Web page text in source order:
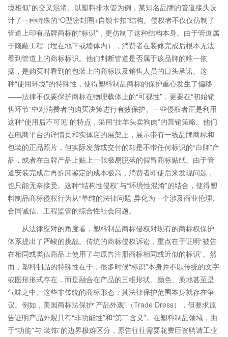
境相似”的交叉混淆。以塑料排水管为例，某知名品牌的管道接头设
计了一种特殊的“O型密封圈+自锁卡扣”结构。侵权者不仅仅仿制了
管道上印有品牌商标的“标识”，更仿制了这种结构本身。由于管道属
于隐蔽工程（埋在地下或墙体内），消费者在装修完成后根本无法
看到管道上的商标标识。他们判断管道是否属于该品牌的唯一依
据，是购买时看到的包装上的商标以及销售人员的口头承诺。这
种“使用环境”的特殊性，使得塑料制品商标的保护重心发生了偏移
——法律不仅要保护商标在物理载体上的“可视性”，更要在“初始销
售环节”中对消费者的购买决策进行有效保护。一些侵权者正是利用
这种“使用后不可见”的特点，采用“挂羊头卖狗肉”的营销策略。他们
在电商平台的详情页和实体店的展架上，展示带有一线品牌商标和
包装的正品照片，但实际发货或交付的却是不带任何标识的“白牌”产
品，或者在白牌产品上贴上一张极易脱落的假冒商标贴纸。由于管
道安装完成后再拆卸鉴定的成本极高，消费者即使后来发现问题，
也只能无奈接受。这种“结构性侵权”与“环境性混淆”的结合，使得塑
料制品商标侵权行为从“单纯的法律问题”异化为一个涉及商业伦理、
合同诚信、工程监管的综合性社会问题。
从法律应对的角度看，塑料制品商标侵权对现有的商标权保护
体系提出了严峻的挑战。传统的商标侵权诉讼，重点在于证明“被告
在相同或类似商品上使用了与原告注册商标相同或近似的标识”。然
而，塑料制品的特殊性在于，很多时候“标识”本身并不以传统的文字
或图形形式存在，而是融合在产品的三维形状、颜色、质地甚至是
气味之中。这些非传统的商标形态，其法律保护范围本身就存在争
议。例如，美国商标法保护“产品外观”（Trade Dress），但要求原
告证明产品外观具有“非功能性”和“第二含义”。在塑料制品领域，由
于“功能”与“装饰”的边界极难区分，原告往往需要花费巨资聘请工业